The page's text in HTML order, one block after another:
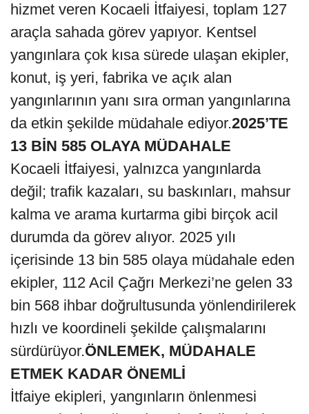
hizmet veren Kocaeli İtfaiyesi, toplam 127
araçla sahada görev yapıyor. Kentsel
yangınlara çok kısa sürede ulaşan ekipler,
konut, iş yeri, fabrika ve açık alan
yangınlarının yanı sıra orman yangınlarına
da etkin şekilde müdahale ediyor.2025’TE
13 BİN 585 OLAYA MÜDAHALE
Kocaeli İtfaiyesi, yalnızca yangınlarda
değil; trafik kazaları, su baskınları, mahsur
kalma ve arama kurtarma gibi birçok acil
durumda da görev alıyor. 2025 yılı
içerisinde 13 bin 585 olaya müdahale eden
ekipler, 112 Acil Çağrı Merkezi’ne gelen 33
bin 568 ihbar doğrultusunda yönlendirilerek
hızlı ve koordineli şekilde çalışmalarını
sürdürüyor.ÖNLEMEK, MÜDAHALE
ETMEK KADAR ÖNEMLİ
İtfaiye ekipleri, yangınların önlenmesi